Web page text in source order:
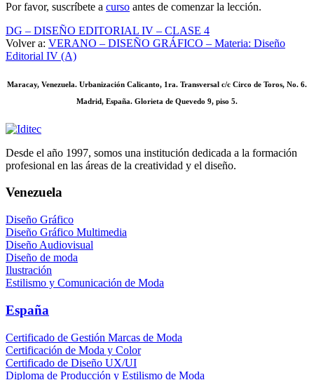
Por favor, suscríbete a curso antes de comenzar la lección.
DG – DISEÑO EDITORIAL IV – CLASE 4
Volver a: VERANO – DISEÑO GRÁFICO – Materia: Diseño
Editorial IV (A)
Maracay, Venezuela. Urbanización Calicanto, 1ra. Transversal c/c Circo de Toros, No. 6.
Madrid, España. Glorieta de Quevedo 9, piso 5.
Desde el año 1997, somos una institución dedicada a la formación
profesional en las áreas de la creatividad y el diseño.
Venezuela
Diseño Gráfico
Diseño Gráfico Multimedia
Diseño Audiovisual
Diseño de moda
Ilustración
Estilismo y Comunicación de Moda
España
Certificado de Gestión Marcas de Moda
Certificación de Moda y Color
Certificado de Diseño UX/UI
Diploma de Producción y Estilismo de Moda